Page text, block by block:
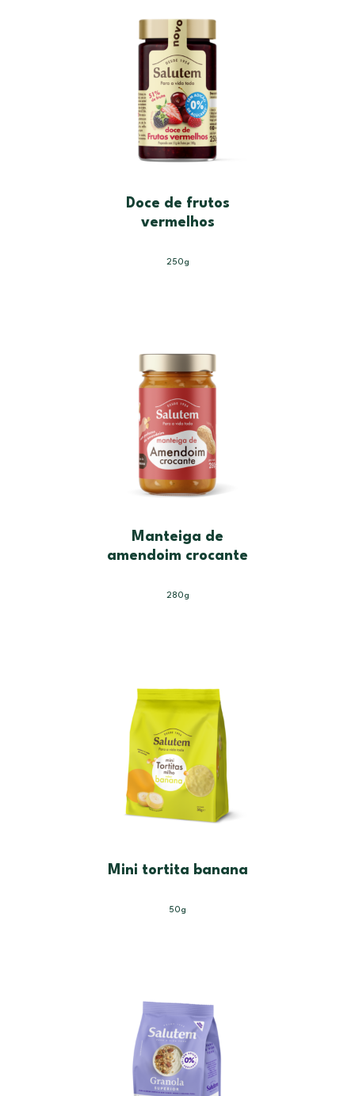
Doce de frutos
vermelhos
250g
Manteiga de
amendoim crocante
280g
Mini tortita banana
50g